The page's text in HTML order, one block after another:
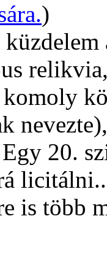
)
20.
is